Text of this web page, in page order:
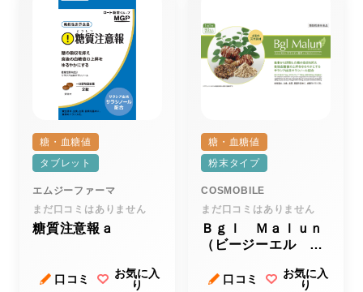
糖・血糖値
タブレット
エムジーファーマ
まだ口コミはありません
糖質注意報ａ
口コミ
お気に入
り
糖・血糖値
粉末タイプ
COSMOBILE
まだ口コミはありません
Ｂｇｌ Ｍａｌｕｎ
（ビージーエル マ
口コミ
お気に入
り